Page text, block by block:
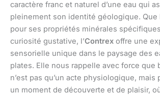
caractère franc et naturel d’une eau qui
pleinement son identité géologique. Que
pour ses propriétés minérales
curiosité gustative, l’Contrex offre une
sensorielle unique dans le paysage des
plates. Elle nous rappelle avec force que
n’est pas qu’un acte physiologique, mais
un moment de découverte et de plaisir,